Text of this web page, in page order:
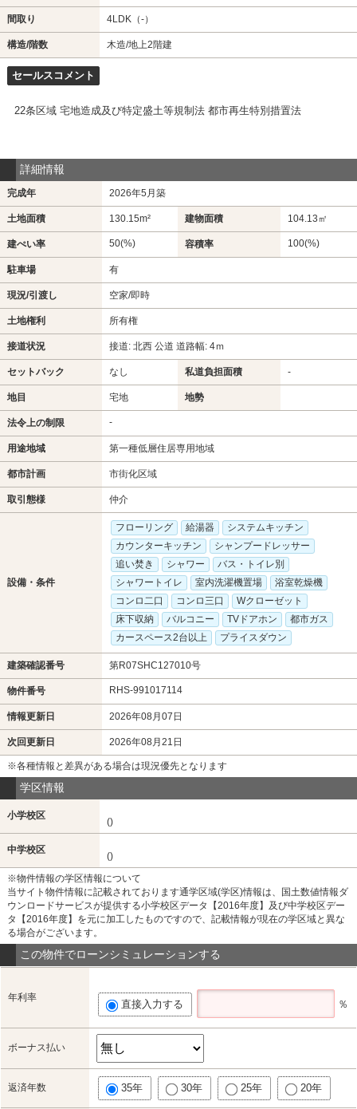
間取り 4LDK（-）
構造/階数 木造/地上2階建
セールスコメント
22条区域 宅地造成及び特定盛土等規制法 都市再生特別措置法
詳細情報
完成年 2026年5月築
土地面積 130.15m² 建物面積 104.13㎡
建ぺい率 50(%) 容積率 100(%)
駐車場 有
現況/引渡し 空家/即時
土地権利 所有権
接道状況 接道: 北西 公道 道路幅: 4ｍ
セットバック なし 私道負担面積 -
地目 宅地 地勢
法令上の制限 -
用途地域 第一種低層住居専用地域
都市計画 市街化区域
取引態様 仲介
設備・条件
フローリング 給湯器
システムキッチン
カウンターキッチン
シャンプードレッサー
追い焚き
シャワー
バス・トイレ別
シャワートイレ
室内洗濯機置場
浴室乾燥機
コンロ二口
コンロ三口
Wクローゼット
床下収納
バルコニー TVドアホン
都市ガス
カースペース2台以上
プライスダウン
建築確認番号 第R07SHC127010号
物件番号 RHS-991017114
情報更新日 2026年08月07日
次回更新日 2026年08月21日
※各種情報と差異がある場合は現況優先となります
学区情報
小学校区
()
中学校区
()
※物件情報の学区情報について
当サイト物件情報に記載されております通学区域(学区)情報は、国土数値情報ダ
ウンロードサービスが提供する小学校区データ【2016年度】及び中学校区デー
タ【2016年度】を元に加工したものですので、記載情報が現在の学区域と異な
る場合がございます。
この物件でローンシミュレーションする
年利率
直接入力する ％
ボーナス払い
返済年数 35年 30年 25年 20年